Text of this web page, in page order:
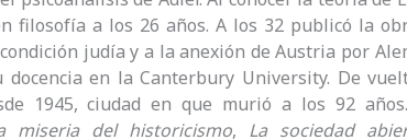
filosofía a los 26 años. A los 32 publicó la
judía y a la anexión de Austria por
en la Canterbury University. De
1945, ciudad en que murió a los 92
miseria del historicismo, La sociedad